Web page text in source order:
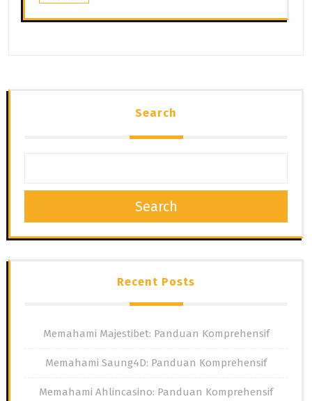
Search
Search
Recent Posts
Memahami Majestibet: Panduan Komprehensif
Memahami Saung4D: Panduan Komprehensif
Memahami Ahlincasino: Panduan Komprehensif